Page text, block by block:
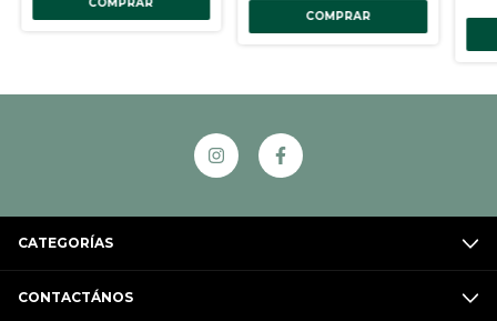
COMPRAR
CATEGORÍAS
CONTACTÁNOS